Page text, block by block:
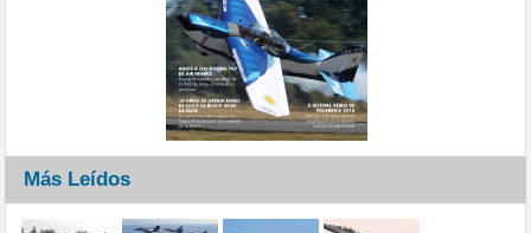
Más Leídos